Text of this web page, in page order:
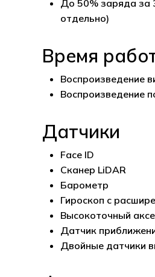
До 50% заряда за
отдельно)
Время
Воспроизведение
Воспроизведение
Датчики
Face ID
Сканер LiDAR
Барометр
Гироскоп с
Высокоточный
Датчик
Двойные датчики